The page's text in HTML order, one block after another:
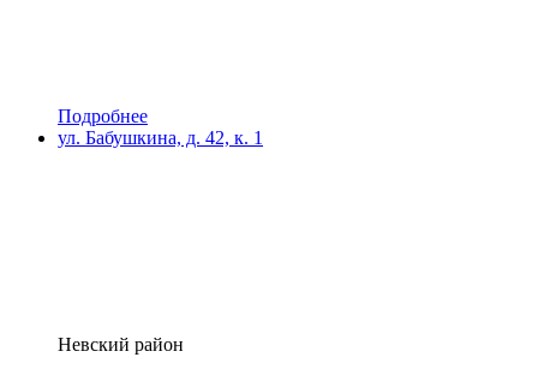
Подробнее
ул. Бабушкина, д. 42, к. 1
Невский район